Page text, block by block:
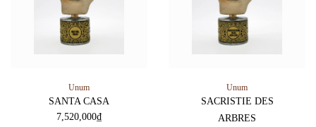
Unum
SANTA CASA
7,520,000₫
Unum
SACRISTIE DES
ARBRES